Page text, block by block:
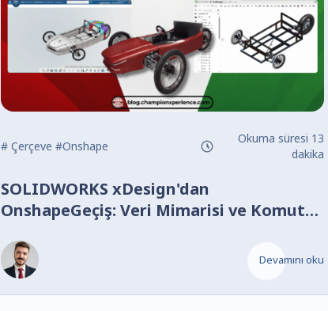
# Çerçeve #Onshape
Okuma süresi 13
dakika
SOLIDWORKS xDesign'dan
OnshapeGeçiş: Veri Mimarisi ve Komut
Devamını oku